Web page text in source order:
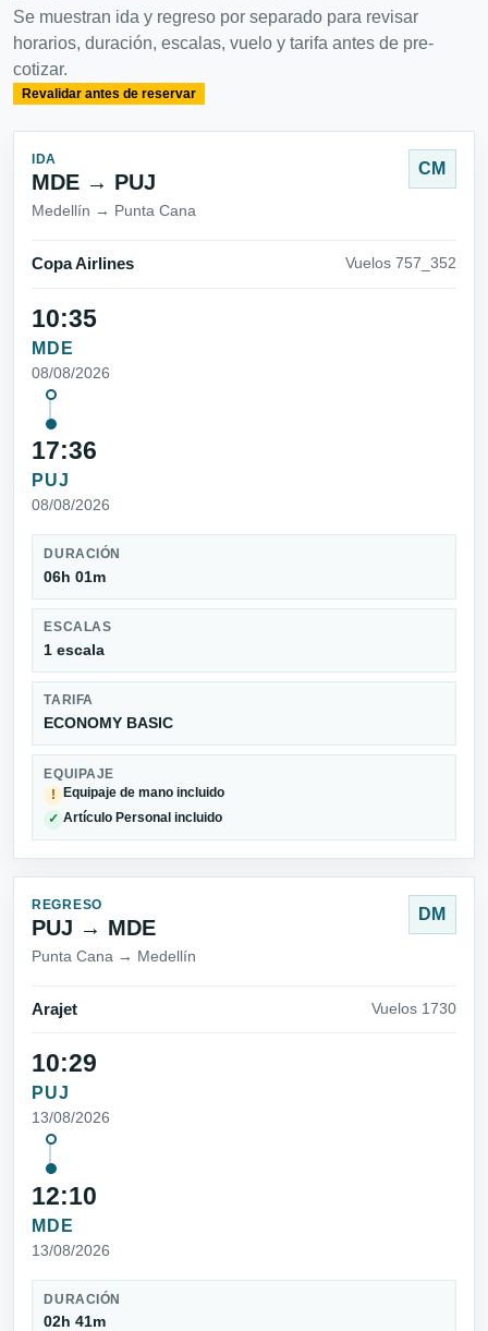
Se muestran ida y regreso por separado para revisar
horarios, duración, escalas, vuelo y tarifa antes de pre-
cotizar.
Revalidar antes de reservar
IDA
MDE → PUJ
Medellín → Punta Cana
CM
Copa Airlines Vuelos 757_352
10:35
MDE
08/08/2026
17:36
PUJ
08/08/2026
DURACIÓN
06h 01m
ESCALAS
1 escala
TARIFA
ECONOMY BASIC
EQUIPAJE
!
Equipaje de mano incluido
✓ Artículo Personal incluido
REGRESO
PUJ → MDE
Punta Cana → Medellín
DM
Arajet Vuelos 1730
10:29
PUJ
13/08/2026
12:10
MDE
13/08/2026
DURACIÓN
02h 41m